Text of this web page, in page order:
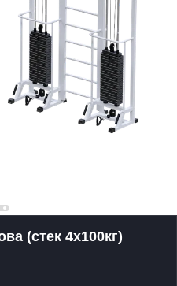
(стек 4х100кг)